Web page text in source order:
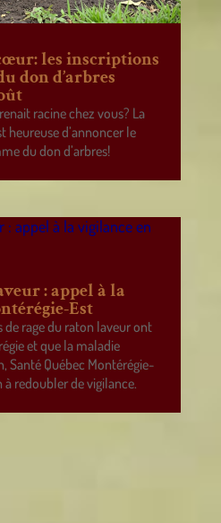
les inscriptions
don d’arbres
racine chez vous? La
d’annoncer le
du don d’arbres!
: appel à la
Est
de rage du raton laveur ont
et que la maladie
Santé Québec Montérégie-
redoubler de vigilance.